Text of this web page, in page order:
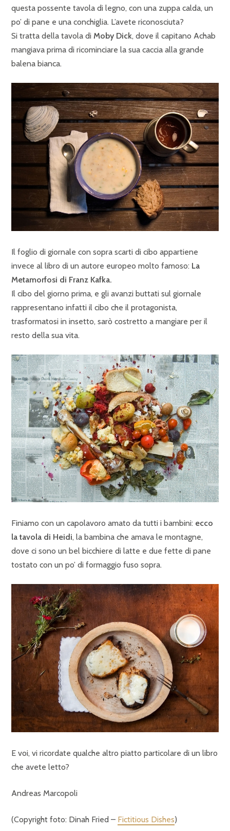
questa possente tavola di legno, con una zuppa calda, un
po’ di pane e una conchiglia. L’avete riconosciuta?
Si tratta della tavola di Moby Dick, dove il capitano Achab
mangiava prima di ricominciare la sua caccia alla grande
balena bianca.
Il foglio di giornale con sopra scarti di cibo appartiene
invece al libro di un autore europeo molto famoso: La
Metamorfosi di Franz Kafka.
Il cibo del giorno prima, e gli avanzi buttati sul giornale
rappresentano infatti il cibo che il protagonista,
trasformatosi in insetto, sarò costretto a mangiare per il
resto della sua vita.
Finiamo con un capolavoro amato da tutti i bambini: ecco
la tavola di Heidi, la bambina che amava le montagne,
dove ci sono un bel bicchiere di latte e due fette di pane
tostato con un po’ di formaggio fuso sopra.
E voi, vi ricordate qualche altro piatto particolare di un libro
che avete letto?
Andreas Marcopoli
(Copyright foto: Dinah Fried – Fictitious Dishes)